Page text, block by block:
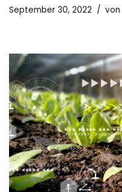
September 30, 2022 von